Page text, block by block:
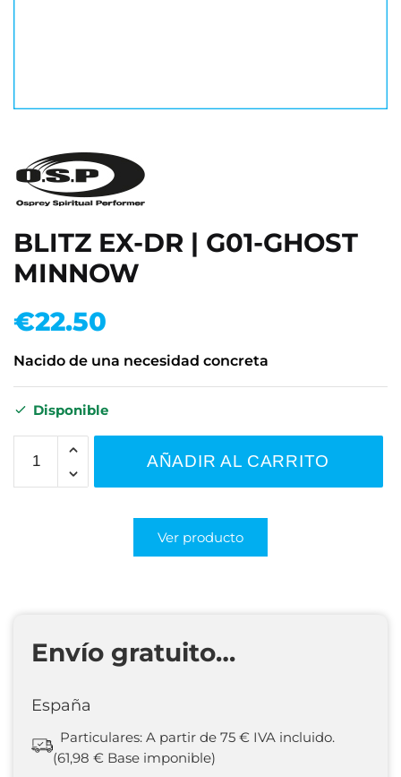
BLITZ EX-DR | G01-GHOST
MINNOW
€22.50
Nacido de una necesidad concreta
Disponible
AÑADIR AL CARRITO
Ver producto
Envío gratuito…
España
Particulares: A partir de 75 € IVA incluido.
(61,98 € Base imponible)